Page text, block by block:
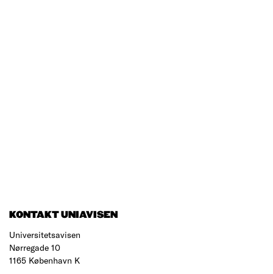
KONTAKT UNIAVISEN
Universitetsavisen
Nørregade 10
1165 København K